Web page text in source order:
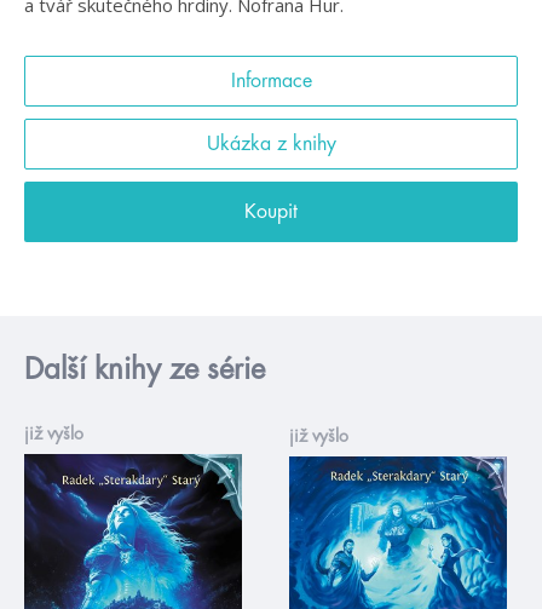
a tvář skutečného hrdiny. Nofrana Hur.
Informace
Ukázka z knihy
Koupit
Další knihy ze série
již vyšlo již vyšlo